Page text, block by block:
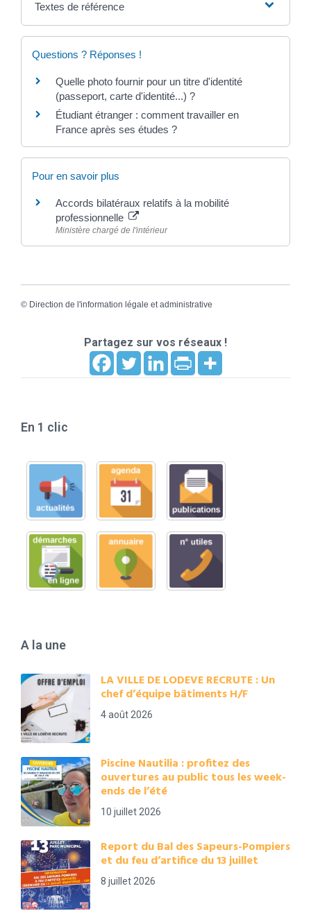
Textes de référence
Questions ? Réponses !
Quelle photo fournir pour un titre d'identité
(passeport, carte d'identité...) ?
Étudiant étranger : comment travailler en
France après ses études ?
Pour en savoir plus
Accords bilatéraux relatifs à la mobilité
professionnelle
Ministère chargé de l'intérieur
© Direction de l'information légale et administrative
Partagez sur vos réseaux !
En 1 clic
A la une
LA VILLE DE LODEVE RECRUTE : Un
chef d’équipe bâtiments H/F
4 août 2026
Piscine Nautilia : profitez des
ouvertures au public tous les week-
ends de l’été
10 juillet 2026
Report du Bal des Sapeurs-Pompiers
et du feu d’artifice du 13 juillet
8 juillet 2026